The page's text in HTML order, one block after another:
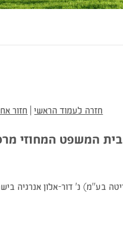
חזרה לעמוד הראשי| חזור
בית המשפט המחוזי